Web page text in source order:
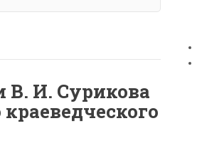
В. И. Сурикова